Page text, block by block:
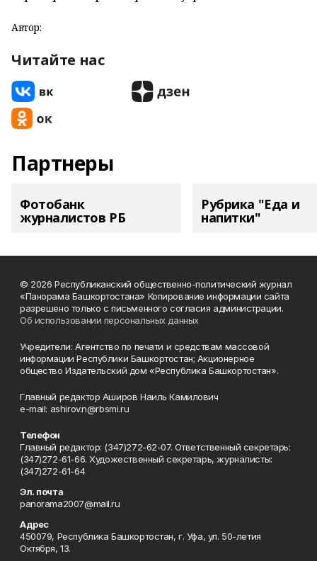
Автор:
Читайте нас
Партнеры
Фотобанк
журналистов РБ
Рубрика "Еда и
напитки"
© 2026 Республиканский общественно-политический журнал
«Панорама Башкортостана» Копирование информации сайта
разрешено только с письменного согласия администрации.
Об использовании персональных данных
Учредители: Агентство по печати и средствам массовой
информации Республики Башкортостан; Акционерное
общество Издательский дом «Республика Башкортостан».
Главный редактор Аширов Наиль Камилович
e-mail: ashirov.n@rbsmi.ru
Телефон
Главный редактор: (347)272-62-07. Ответственный секретарь:
(347)272-61-66. Художественный секретарь, журналисты:
(347)272-61-64
Эл. почта
panorama2007@mail.ru
Адрес
450079, Республика Башкортостан, г. Уфа, ул. 50-летия
Октября, 13.